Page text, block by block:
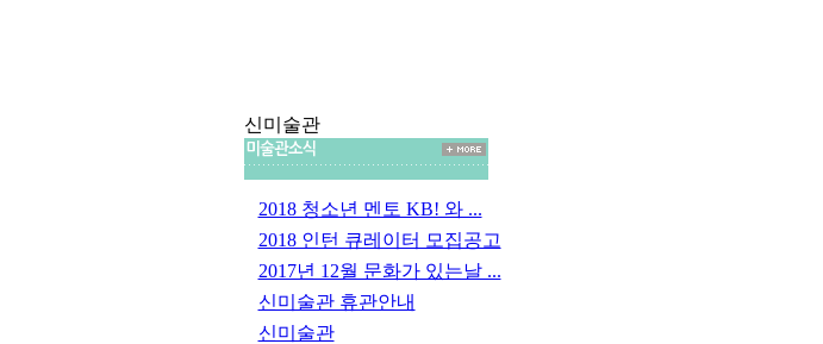
신미술관
2018 청소년 멘토 KB! 와 ...
2018 인턴 큐레이터 모집공고
2017년 12월 문화가 있는날 ...
신미술관 휴관안내
신미술관